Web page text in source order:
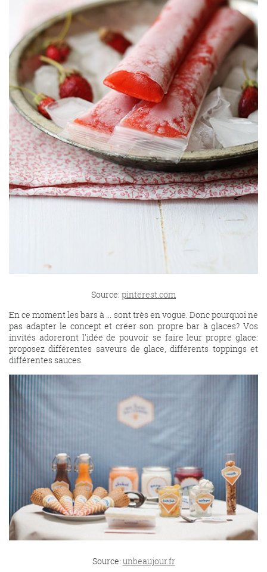
Source: pinterest.com
En ce moment les bars à ... sont très en vogue. Donc pourquoi ne
pas adapter le concept et créer son propre bar à glaces? Vos
invités adoreront l'idée de pouvoir se faire leur propre glace:
proposez différentes saveurs de glace, différents toppings et
différentes sauces.
Source: unbeaujour.fr